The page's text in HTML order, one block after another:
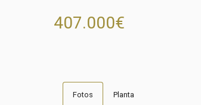
407.000€
Fotos Planta